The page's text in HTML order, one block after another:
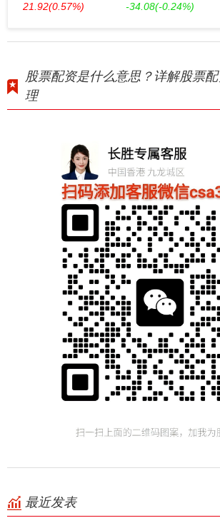
21.92(0.57%) -34.08(-0.24%)
股票配资是什么意思？详解股票
理
最近发表